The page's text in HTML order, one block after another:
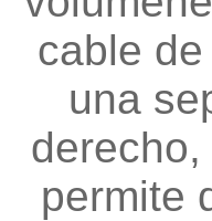
cable
una
permite